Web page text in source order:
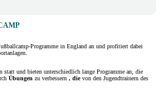
Programme in England an und profitiert dabei
und bieten unterschiedlich lange Programme an, die
Übungen zu verbessern , dievon den Jugendtrainern des